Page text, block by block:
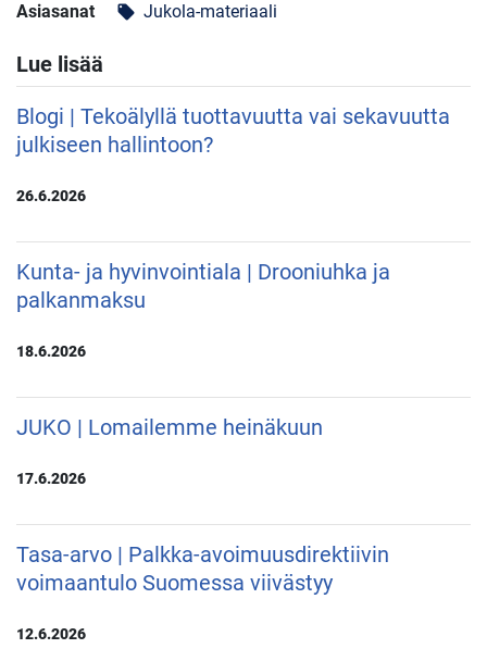
Asiasanat local_offer Jukola-materiaali
Lue lisää
Blogi | Tekoälyllä tuottavuutta vai sekavuutta
julkiseen hallintoon?
26.6.2026
Kunta- ja hyvinvointiala | Drooniuhka ja
palkanmaksu
18.6.2026
JUKO | Lomailemme heinäkuun
17.6.2026
Tasa-arvo | Palkka-avoimuusdirektiivin
voimaantulo Suomessa viivästyy
12.6.2026